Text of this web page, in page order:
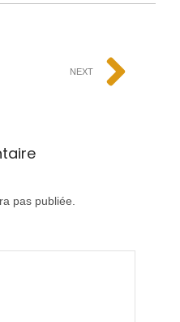
NEXT
pas publiée.